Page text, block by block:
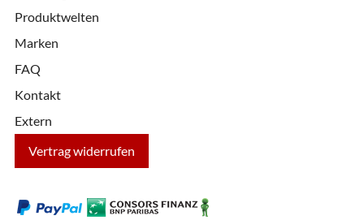
Produktwelten
Marken
FAQ
Kontakt
Extern
Vertrag widerrufen